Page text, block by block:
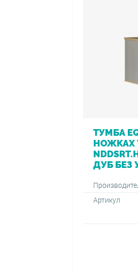
ТУМБА
НОЖКАХ
ДУБ БЕЗ
Артикул